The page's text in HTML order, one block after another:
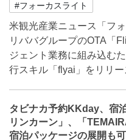
#フォーカスライト
米観光産業ニュース「フ
リババグループのOTA「
ジェント業務に組み込む
行スキル「flyai」をリリー
タビナカ予約KKday、宿
リンカーン」、「
宿泊パッケージの展開も